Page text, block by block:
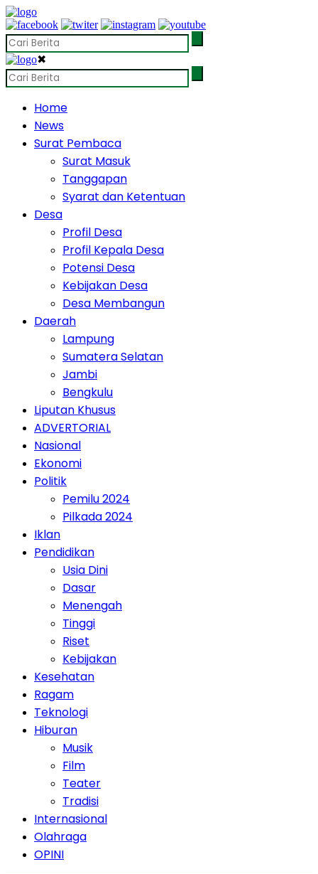
✖
Home
News
Surat Pembaca
Surat Masuk
Tanggapan
Syarat dan Ketentuan
Desa
Profil Desa
Profil Kepala Desa
Potensi Desa
Kebijakan Desa
Desa Membangun
Daerah
Lampung
Sumatera Selatan
Jambi
Bengkulu
Liputan Khusus
ADVERTORIAL
Nasional
Ekonomi
Politik
Pemilu 2024
Pilkada 2024
Iklan
Pendidikan
Usia Dini
Dasar
Menengah
Tinggi
Riset
Kebijakan
Kesehatan
Ragam
Teknologi
Hiburan
Musik
Film
Teater
Tradisi
Internasional
Olahraga
OPINI